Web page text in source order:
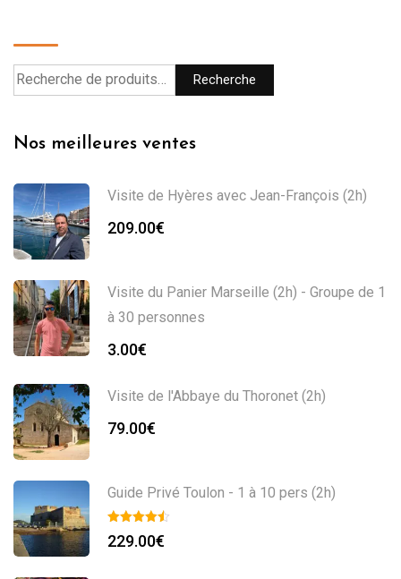
Recherche
Nos meilleures ventes
Visite de Hyères avec Jean-François (2h)
209.00€
Visite du Panier Marseille (2h) - Groupe de 1
à 30 personnes
3.00€
Visite de l'Abbaye du Thoronet (2h)
79.00€
Guide Privé Toulon - 1 à 10 pers (2h)
229.00€